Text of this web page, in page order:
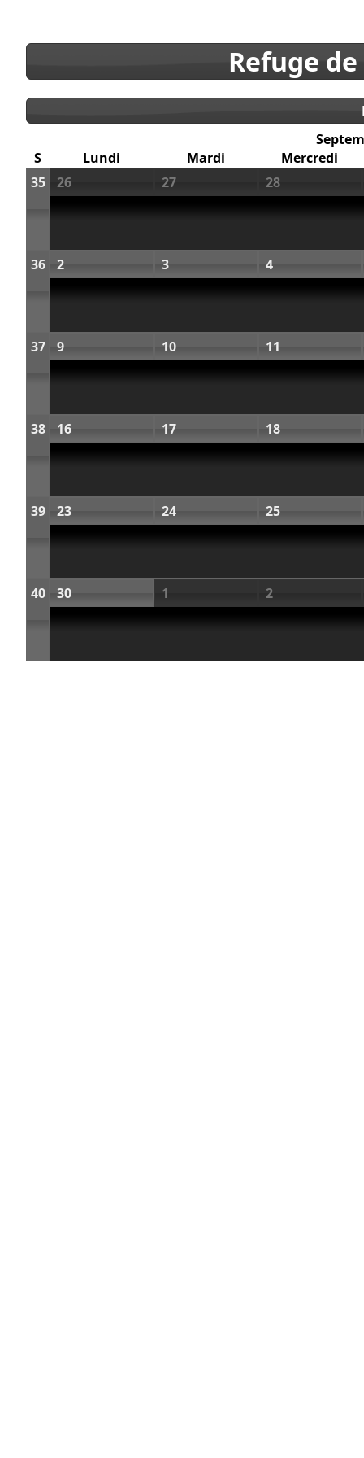
Refuge
S
Lundi Mardi
Mercredi
35
26 27 28
36 2 3 4
37 9 10 11
38 16 17 18
39 23 24 25
40 30 1 2